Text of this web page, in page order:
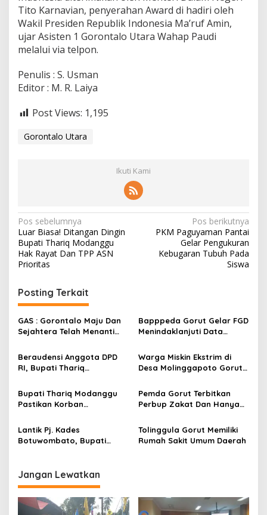
Tito Karnavian, penyerahan Award di hadiri oleh
Wakil Presiden Republik Indonesia Ma’ruf Amin,
ujar Asisten 1 Gorontalo Utara Wahap Paudi
melalui via telpon.
Penulis : S. Usman
Editor : M. R. Laiya
Post Views: 1,195
Gorontalo Utara
Ikuti Kami
N
a
v
i
g
a
s
i
p
o
s
Pos sebelumnya
Luar Biasa! Ditangan Dingin
Bupati Thariq Modanggu
Hak Rayat Dan TPP ASN
Prioritas
Pos berikutnya
PKM Paguyaman Pantai
Gelar Pengukuran
Kebugaran Tubuh Pada
Siswa
Posting Terkait
GAS : Gorontalo Maju Dan
Sejahtera Telah Menanti
Bapppeda Gorut Gelar FGD
Menindaklanjuti Data
Kesejahteraan
Beraudensi Anggota DPD
RI, Bupati Thariq
Memperkenalkan Jakestra
Warga Miskin Ekstrim di
Desa Molinggapoto Gorut
Bupati Thariq Modanggu
Pastikan Korban
Bantuan 10 Juta
Pemda Gorut Terbitkan
Perbup Zakat Dan Hanya
Mampu
Lantik Pj. Kades
Botuwombato, Bupati
Tolinggula Gorut Memiliki
Rumah Sakit Umum Daerah
Jangan Lewatkan